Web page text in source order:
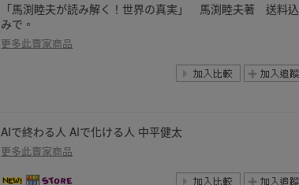
「馬渕睦夫が読み解く！世界の真実」 馬渕睦夫著 送料込
みで。
更多此賣家商品
AIで終わる人 AIで化ける人 中平健太
更多此賣家商品